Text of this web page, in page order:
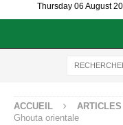
Thursday 06 August
ACCUEIL ARTICLES
Ghouta orientale